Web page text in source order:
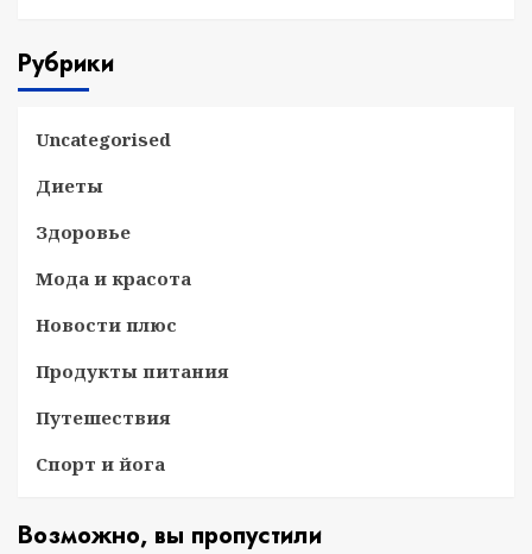
Рубрики
Uncategorised
Диеты
Здоровье
Мода и красота
Новости плюс
Продукты питания
Путешествия
Спорт и йога
Возможно, вы пропустили